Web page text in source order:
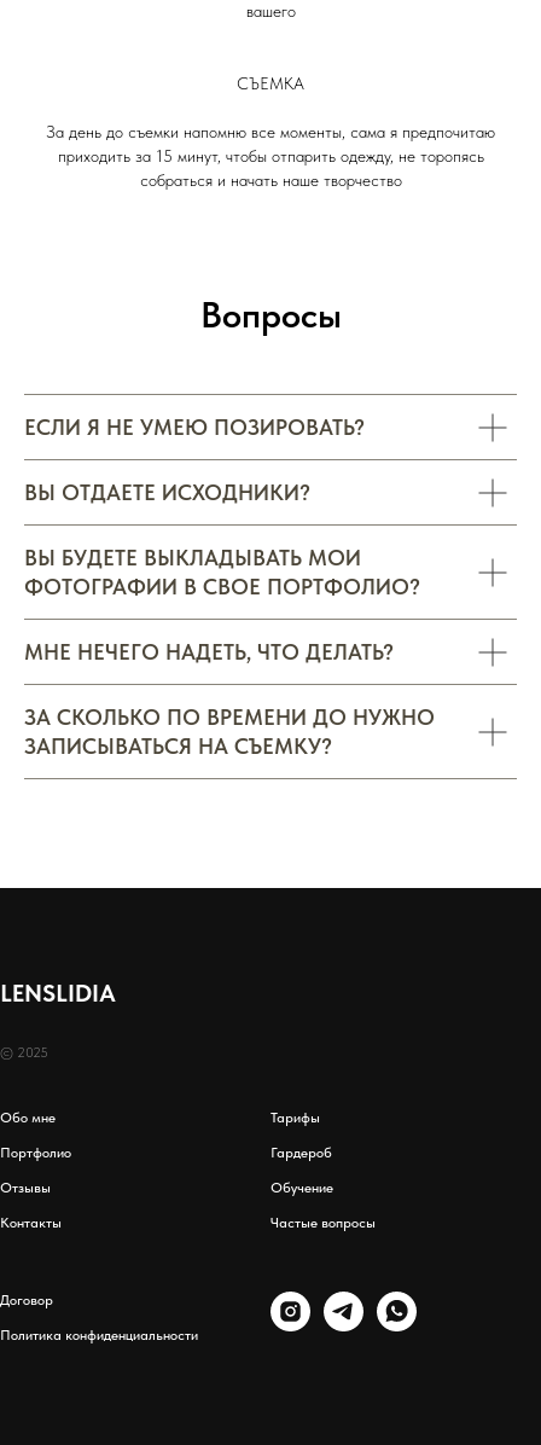
вашего
СЪЕМКА
За день до съемки напомню все моменты, сама я предпочитаю
приходить за 15 минут, чтобы отпарить одежду, не торопясь
собраться и начать наше творчество
Вопросы
ЕСЛИ Я НЕ УМЕЮ ПОЗИРОВАТЬ?
ВЫ ОТДАЕТЕ ИСХОДНИКИ?
ВЫ БУДЕТЕ ВЫКЛАДЫВАТЬ МОИ
ФОТОГРАФИИ В СВОЕ ПОРТФОЛИО?
МНЕ НЕЧЕГО НАДЕТЬ, ЧТО ДЕЛАТЬ?
ЗА СКОЛЬКО ПО ВРЕМЕНИ ДО НУЖНО
ЗАПИСЫВАТЬСЯ НА СЪЕМКУ?
LENSLIDIA
© 2025
Обо мне
Портфолио
Отзывы
Контакты
Тарифы
Гардероб
Обучение
Частые вопросы
Договор
Политика конфиденциальности